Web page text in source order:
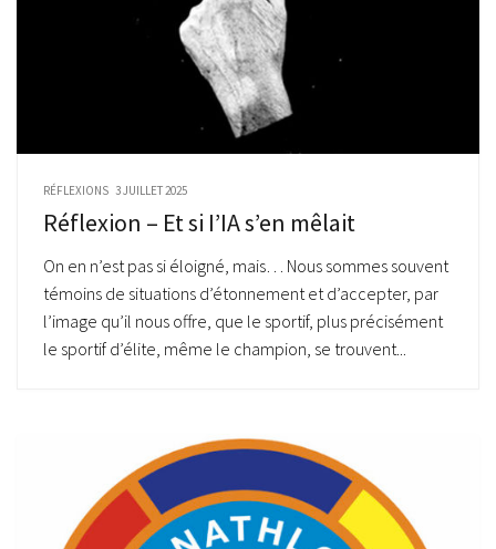
RÉFLEXIONS 3 JUILLET 2025
Réflexion – Et si I’IA s’en mêlait
On en n’est pas si éloigné, mais… Nous sommes souvent
témoins de situations d’étonnement et d’accepter, par
l’image qu’il nous offre, que le sportif, plus précisément
le sportif d’élite, même le champion, se trouvent...